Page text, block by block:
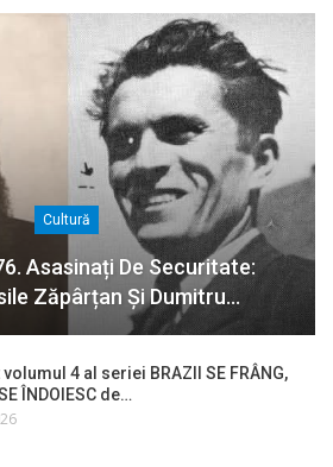
Cultură
Asasinați De Securitate:
Zăpârțan Și Dumitru…
4 al seriei BRAZII SE FRÂNG,
ÎNDOIESC de…